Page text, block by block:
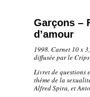
Garçons –
d’amour
1998. Carnet 10 x
diffusée par le
Livret de questions
thème de la
Alfred Spira, et